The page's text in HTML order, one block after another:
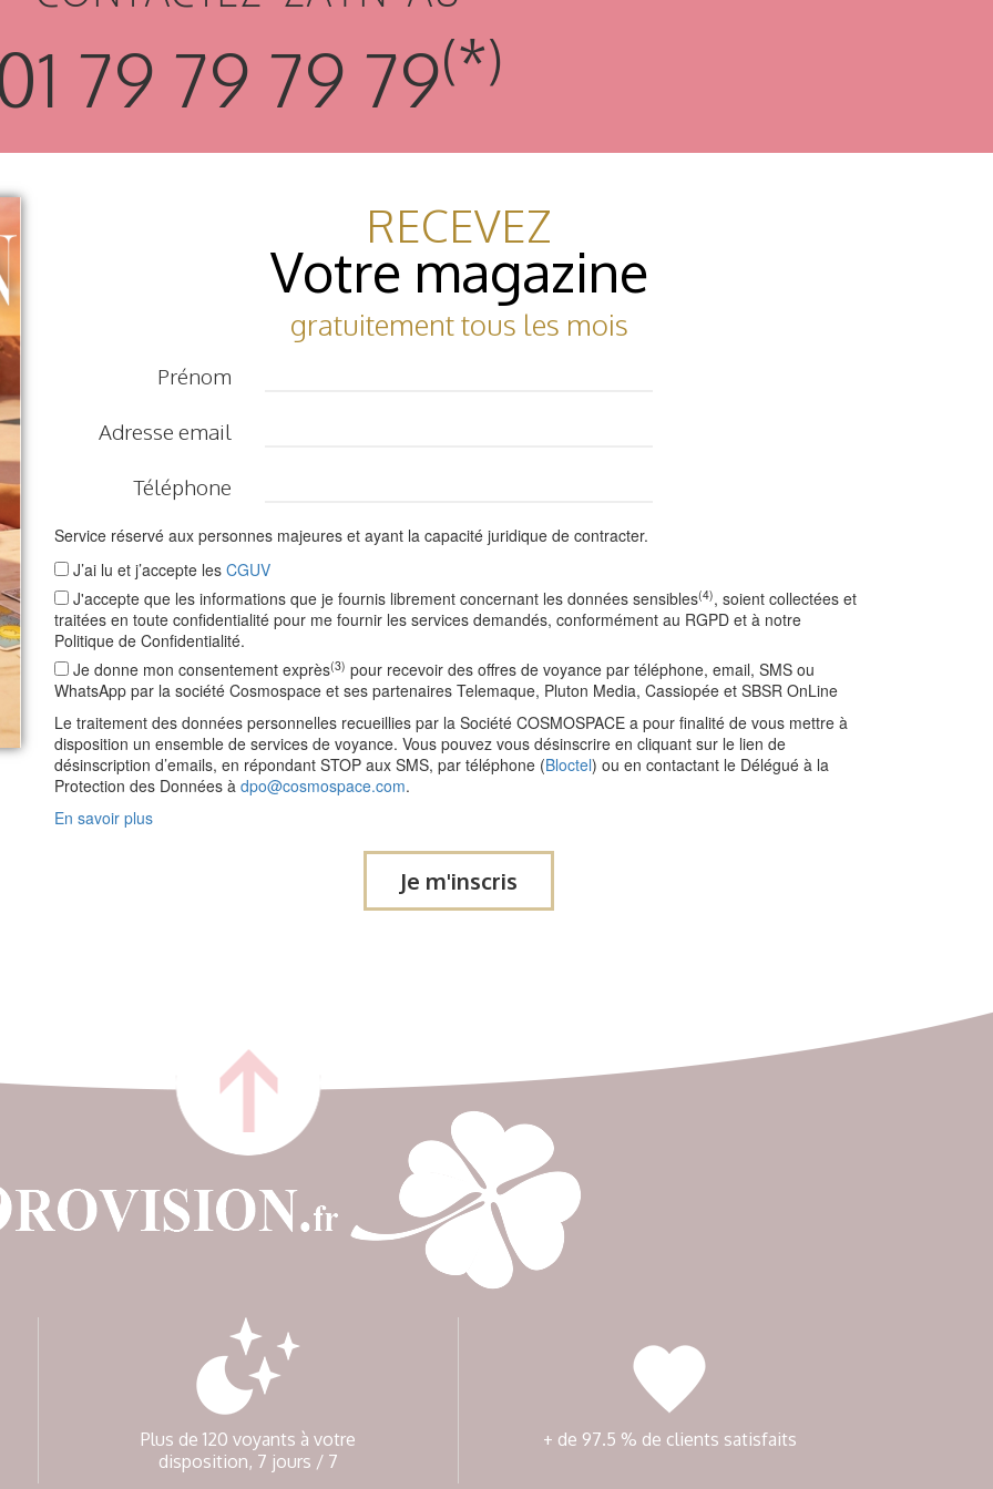
79 79 79 79(*)
RECEVEZ
Votre magazine
gratuitement tous les mois
Prénom
Adresse email
Téléphone
Service réservé aux personnes majeures et ayant la capacité juridique de contracter.
J’ai lu et j’accepte les CGUV
J'accepte que les informations que je fournis librement concernant les données sensibles(4), soient collectées et
traitées en toute confidentialité pour me fournir les services demandés, conformément au RGPD et à notre
Politique de Confidentialité.
Je donne mon consentement exprès(3) pour recevoir des offres de voyance par téléphone, email, SMS ou
WhatsApp par la société Cosmospace et ses partenaires Telemaque, Pluton Media, Cassiopée et SBSR OnLine
Le traitement des données personnelles recueillies par la Société COSMOSPACE a pour finalité de vous mettre à
disposition un ensemble de services de voyance. Vous pouvez vous désinscrire en cliquant sur le lien de
désinscription d’emails, en répondant STOP aux SMS, par téléphone (Bloctel) ou en contactant le Délégué à la
Protection des Données à dpo@cosmospace.com.
En savoir plus
Je m'inscris
Plus de 120 voyants à votre
disposition, 7 jours / 7
+ de 97.5 % de clients satisfaits